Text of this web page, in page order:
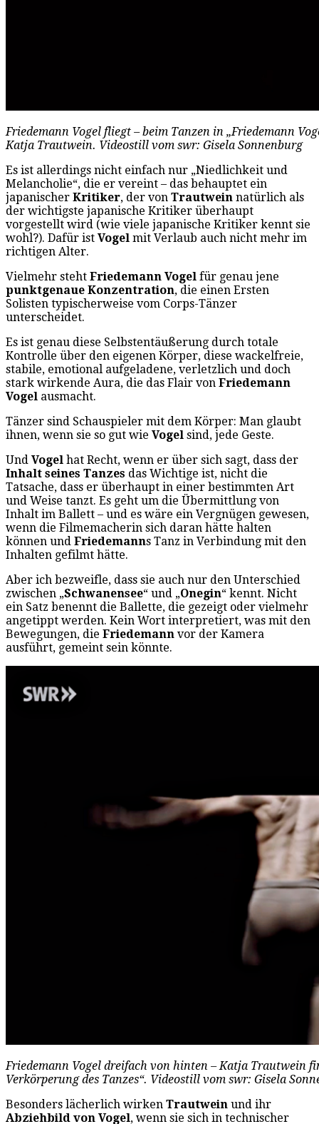
Friedemann Vogel fliegt – beim Tanzen in „Friedemann
Katja Trautwein. Videostill vom swr: Gisela Sonnenburg
Es ist allerdings nicht einfach nur „Niedlichkeit und
Melancholie“, die er vereint – das behauptet ein
japanischer Kritiker, der von Trautwein natürlich als
der wichtigste japanische Kritiker überhaupt
vorgestellt wird (wie viele japanische Kritiker kennt sie
wohl?). Dafür ist Vogel mit Verlaub auch nicht mehr im
richtigen Alter.
Vielmehr steht Friedemann Vogel für genau jene
punktgenaue Konzentration, die einen Ersten
Solisten typischerweise vom Corps-Tänzer
unterscheidet.
Es ist genau diese Selbstentäußerung durch totale
Kontrolle über den eigenen Körper, diese wackelfreie,
stabile, emotional aufgeladene, verletzlich und doch
stark wirkende Aura, die das Flair von Friedemann
Vogel ausmacht.
Tänzer sind Schauspieler mit dem Körper: Man glaubt
ihnen, wenn sie so gut wie Vogel sind, jede Geste.
Und Vogel hat Recht, wenn er über sich sagt, dass der
Inhalt seines Tanzes das Wichtige ist, nicht die
Tatsache, dass er überhaupt in einer bestimmten Art
und Weise tanzt. Es geht um die Übermittlung von
Inhalt im Ballett – und es wäre ein Vergnügen gewesen,
wenn die Filmemacherin sich daran hätte halten
können und Friedemanns Tanz in Verbindung mit den
Inhalten gefilmt hätte.
Aber ich bezweifle, dass sie auch nur den Unterschied
zwischen „Schwanensee“ und „Onegin“ kennt. Nicht
ein Satz benennt die Ballette, die gezeigt oder vielmehr
angetippt werden. Kein Wort interpretiert, was mit den
Bewegungen, die Friedemann vor der Kamera
ausführt, gemeint sein könnte.
Friedemann Vogel dreifach von hinten – Katja Trautwein
Verkörperung des Tanzes“. Videostill vom swr: Gisela
Besonders lächerlich wirken Trautwein und ihr
Abziehbild von Vogel, wenn sie sich in technischer